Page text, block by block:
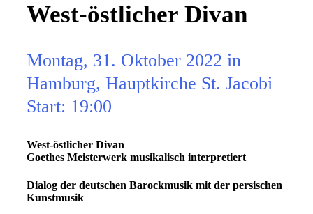
West-östlicher Divan
Montag, 31. Oktober 2022 in
Hamburg, Hauptkirche St. Jacobi
Start: 19:00
West-östlicher Divan
Goethes Meisterwerk musikalisch interpretiert
Dialog der deutschen Barockmusik mit der persischen
Kunstmusik